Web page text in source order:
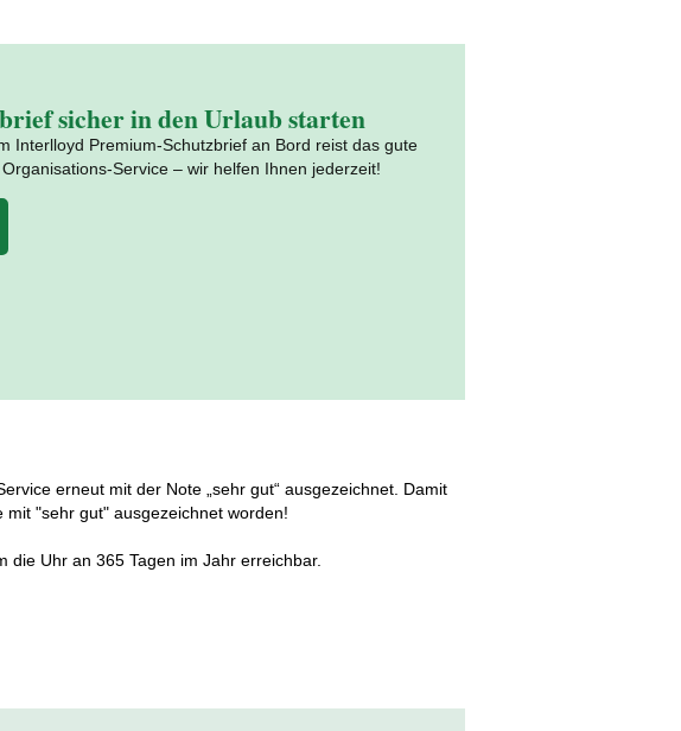
sicher in den Urlaub starten
Interlloyd Premium-Schutzbrief an Bord reist das gute
Service – wir helfen Ihnen jederzeit!
erneut mit der Note „sehr gut“ ausgezeichnet. Damit
"sehr gut" ausgezeichnet worden!
die Uhr an 365 Tagen im Jahr erreichbar.